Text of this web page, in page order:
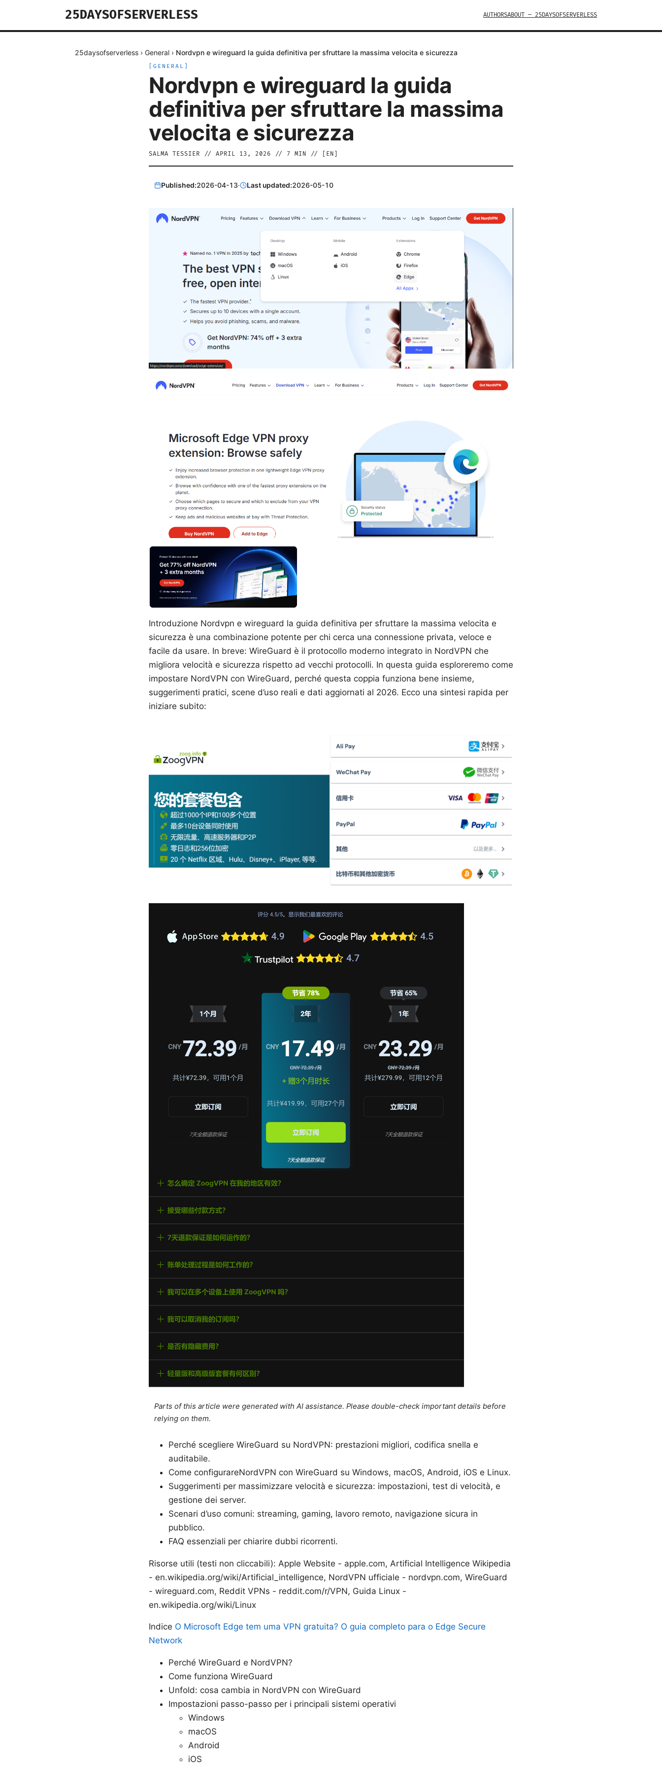
25DAYSOFSERVERLESS AUTHORSABOUT — 25DAYSOFSERVERLESS
25daysofserverless › General › Nordvpn e wireguard la guida definitiva per sfruttare la massima velocita e sicurezza
GENERAL
Nordvpn e wireguard la guida
definitiva per sfruttare la massima
velocita e sicurezza
SALMA TESSIER // APRIL 13, 2026 // 7 MIN // [ EN
Published:2026-04-13· Last updated:2026-05-10
Introduzione Nordvpn e wireguard la guida definitiva per sfruttare la massima velocita e
sicurezza è una combinazione potente per chi cerca una connessione privata, veloce e
facile da usare. In breve: WireGuard è il protocollo moderno integrato in NordVPN che
migliora velocità e sicurezza rispetto ad vecchi protocolli. In questa guida esploreremo come
impostare NordVPN con WireGuard, perché questa coppia funziona bene insieme,
suggerimenti pratici, scene d’uso reali e dati aggiornati al 2026. Ecco una sintesi rapida per
iniziare subito:
Parts of this article were generated with AI assistance. Please double-check important details before
relying on them.
Perché scegliere WireGuard su NordVPN: prestazioni migliori, codifica snella e
auditabile.
Come configurareNordVPN con WireGuard su Windows, macOS, Android, iOS e Linux.
Suggerimenti per massimizzare velocità e sicurezza: impostazioni, test di velocità, e
gestione dei server.
Scenari d’uso comuni: streaming, gaming, lavoro remoto, navigazione sicura in
pubblico.
FAQ essenziali per chiarire dubbi ricorrenti.
Risorse utili (testi non cliccabili): Apple Website - apple.com, Artificial Intelligence Wikipedia
- en.wikipedia.org/wiki/Artificial_intelligence, NordVPN ufficiale - nordvpn.com, WireGuard
- wireguard.com, Reddit VPNs - reddit.com/r/VPN, Guida Linux -
en.wikipedia.org/wiki/Linux
Indice O Microsoft Edge tem uma VPN gratuita? O guia completo para o Edge Secure
Network
Perché WireGuard e NordVPN?
Come funziona WireGuard
Unfold: cosa cambia in NordVPN con WireGuard
Impostazioni passo-passo per i principali sistemi operativi
Windows
macOS
Android
iOS